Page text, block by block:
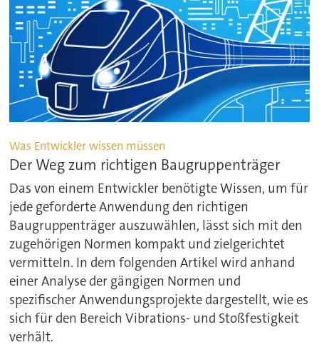
Was Entwickler wissen müssen
Der Weg zum richtigen Baugruppenträger
Das von einem Entwickler benötigte Wissen, um für
jede geforderte Anwendung den richtigen
Baugruppenträger auszuwählen, lässt sich mit den
zugehörigen Normen kompakt und zielgerichtet
vermitteln. In dem folgenden Artikel wird anhand
einer Analyse der gängigen Normen und
spezifischer Anwendungsprojekte dargestellt, wie es
sich für den Bereich Vibrations- und Stoßfestigkeit
verhält.